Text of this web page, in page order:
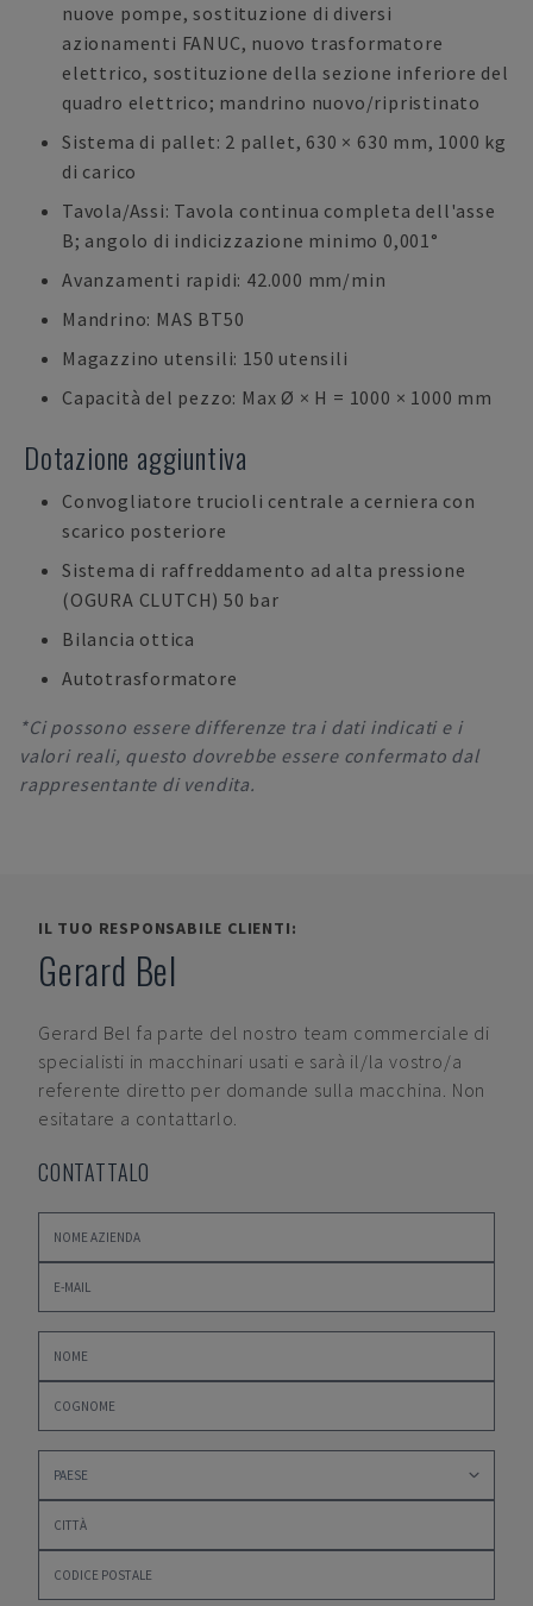
nuove pompe, sostituzione di diversi
azionamenti FANUC, nuovo trasformatore
elettrico, sostituzione della sezione inferiore del
quadro elettrico; mandrino nuovo/ripristinato
Sistema di pallet: 2 pallet, 630 × 630 mm, 1000 kg
di carico
Tavola/Assi: Tavola continua completa dell'asse
B; angolo di indicizzazione minimo 0,001°
Avanzamenti rapidi: 42.000 mm/min
Mandrino: MAS BT50
Magazzino utensili: 150 utensili
Capacità del pezzo: Max Ø × H = 1000 × 1000 mm
Dotazione aggiuntiva
Convogliatore trucioli centrale a cerniera con
scarico posteriore
Sistema di raffreddamento ad alta pressione
(OGURA CLUTCH) 50 bar
Bilancia ottica
Autotrasformatore
*Ci possono essere differenze tra i dati indicati e i
valori reali, questo dovrebbe essere confermato dal
rappresentante di vendita.
IL TUO RESPONSABILE CLIENTI:
Gerard Bel
Gerard Bel fa parte del nostro team commerciale di
specialisti in macchinari usati e sarà il/la vostro/a
referente diretto per domande sulla macchina. Non
esitatare a contattarlo.
CONTATTALO